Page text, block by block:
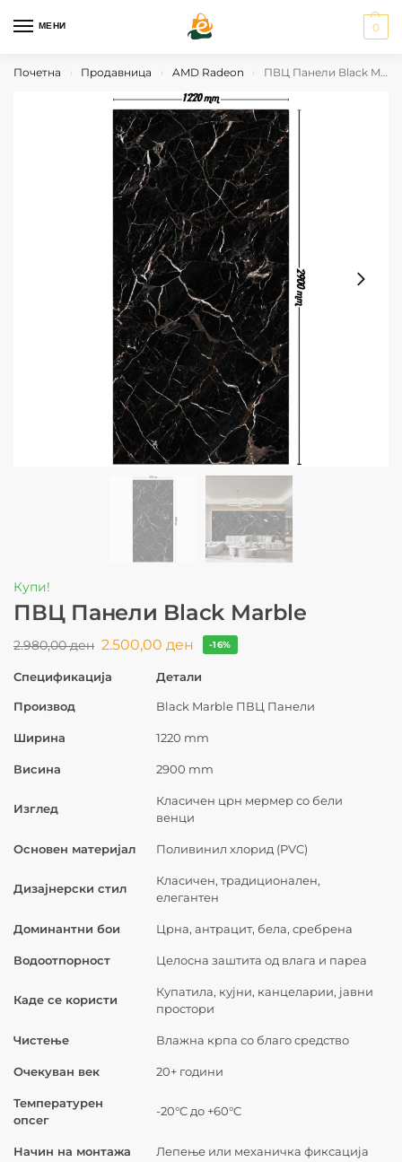
МЕНИ 0
Почетна › Продавница › AMD Radeon › ПВЦ Панели Black Marble
Купи!
ПВЦ Панели Black Marble
2.980,00ден 2.500,00 ден -16%
Спецификација Детали
Производ Black Marble ПВЦ Панели
Ширина 1220 mm
Висина 2900 mm
Изглед
Класичен црн мермер со бели
венци
Основен материјал Поливинил хлорид (PVC)
Дизајнерски стил
Класичен, традиционален,
елегантен
Доминантни бои Црна, антрацит, бела, сребрена
Водоотпорност Целосна заштита од влага и пареа
Каде се користи
Купатила, кујни, канцеларии, јавни
простори
Чистење Влажна крпа со благо средство
Очекуван век 20+ години
Температурен
опсег
-20°C до +60°C
Начин на монтажа Лепење или механичка фиксација